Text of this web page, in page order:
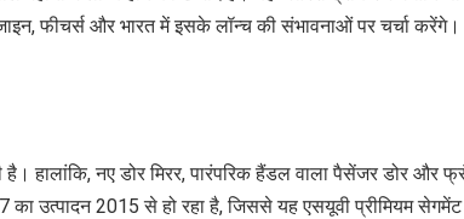
फीचर्स और भारत में इसके लॉन्च की संभावनाओं पर चर्चा करेंगे।
हालांकि, नए डोर मिरर, पारंपरिक हैंडल वाला पैसेंजर डोर और
उत्पादन 2015 से हो रहा है, जिससे यह एसयूवी प्रीमियम